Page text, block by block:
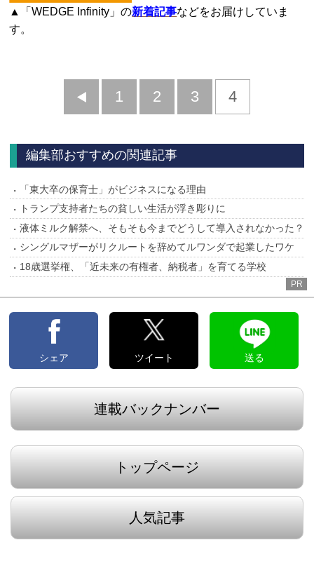
▲「WEDGE Infinity」の新着記事などをお届けしていま
す。
前
1 2 3 4
編集部おすすめの関連記事
「東大卒の保育士」がビジネスになる理由
トランプ支持者たちの貧しい生活が浮き彫りに
液体ミルク解禁へ、そもそも今までどうして導入されなかった？
シングルマザーがリクルートを辞めてルワンダで起業したワケ
18歳選挙権、「近未来の有権者、納税者」を育てる学校
PR
シェア ツイート 送る
連載バックナンバー
トップページ
人気記事